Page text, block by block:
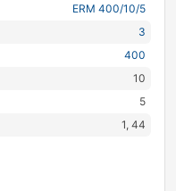
ERM 400/10/5
3
400
10
5
1, 44